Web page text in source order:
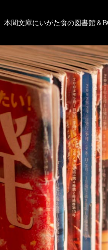
本間文庫にいがた食の図書館＆